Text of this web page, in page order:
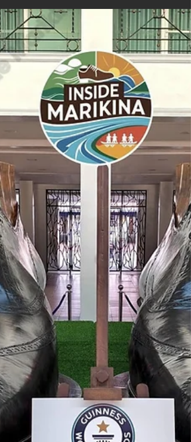
6月13日
読了時間: 4分
フィリピン、人食いワニの真上
で暮らす村